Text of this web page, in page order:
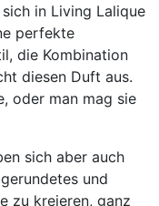
in Living Lalique
perfekte
die Kombination
diesen Duft aus.
oder man mag sie
sich aber auch
und
zu kreieren, ganz